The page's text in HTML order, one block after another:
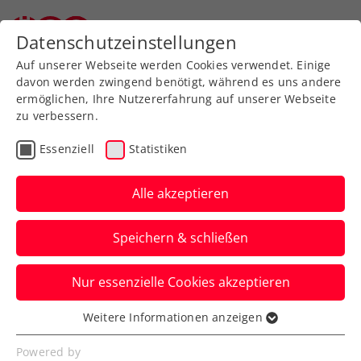
Zurück zur Newsübersicht
Halbfinale bei ATP-
Challenger in Murcia:
Dennis Novak zurück auf
Siegerstraße
Der rot-weiß-rote Davis-Cup-Spieler,
derzeit Österreichs Nummer zwei im ATP-
Ranking, findet in Spanien wieder zu
seiner Form.
Verfasst von: Manuel Wachta, 09.04.2022
Datenschutzeinstellungen
Auf unserer Webseite werden Cookies verwendet. Einige
davon werden zwingend benötigt, während es uns andere
ermöglichen, Ihre Nutzererfahrung auf unserer Webseite
zu verbessern.
Essenziell Statistiken
Alle akzeptieren
Speichern & schließen
Nur essenzielle Cookies akzeptieren
Essenziell
Essenzielle Cookies werden für grundlegende
Weitere Informationen anzeigen
Powered by